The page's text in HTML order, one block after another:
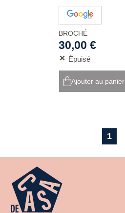
BROCHÉ
30,00 €
Épuisé
Ajouter au panier
1